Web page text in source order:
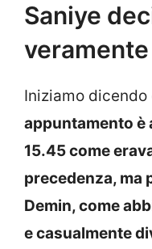
Saniye
veramente
Iniziamo dicendo
appuntamento è
15.45 come
precedenza, ma
Demin, come
e casualmente